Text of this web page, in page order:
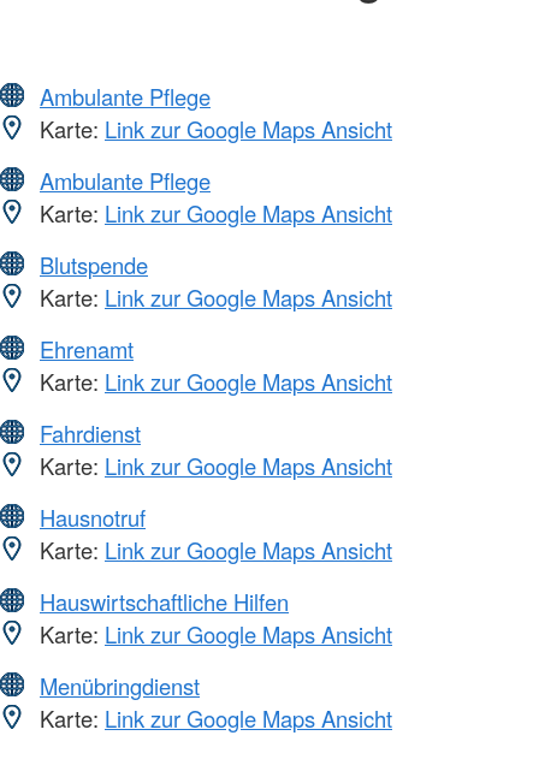
Ambulante Pflege
Karte: Link zur Google Maps Ansicht
Ambulante Pflege
Karte: Link zur Google Maps Ansicht
Blutspende
Karte: Link zur Google Maps Ansicht
Ehrenamt
Karte: Link zur Google Maps Ansicht
Fahrdienst
Karte: Link zur Google Maps Ansicht
Hausnotruf
Karte: Link zur Google Maps Ansicht
Hauswirtschaftliche Hilfen
Karte: Link zur Google Maps Ansicht
Menübringdienst
Karte: Link zur Google Maps Ansicht